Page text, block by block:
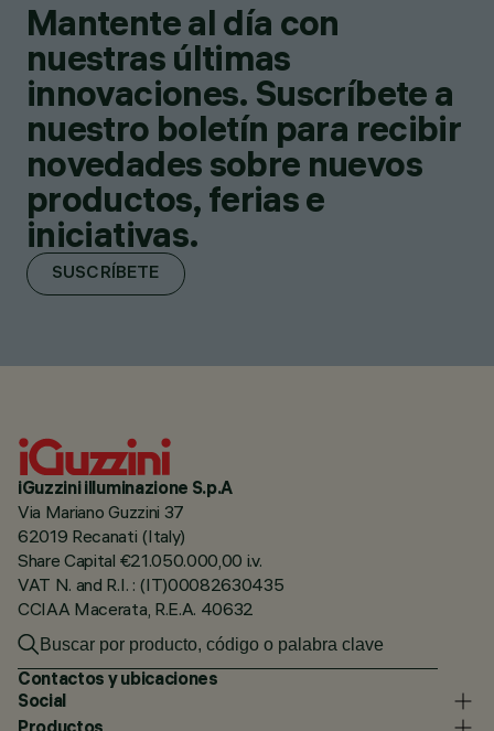
Mantente al día con
nuestras últimas
innovaciones. Suscríbete a
nuestro boletín para recibir
novedades sobre nuevos
productos, ferias e
iniciativas.
SUSCRÍBETE
iGuzzini illuminazione S.p.A
Via Mariano Guzzini 37
62019 Recanati (Italy)
Share Capital €21.050.000,00 i.v.
VAT N. and R.I. : (IT)00082630435
CCIAA Macerata, R.E.A. 40632
Contactos y ubicaciones
Social